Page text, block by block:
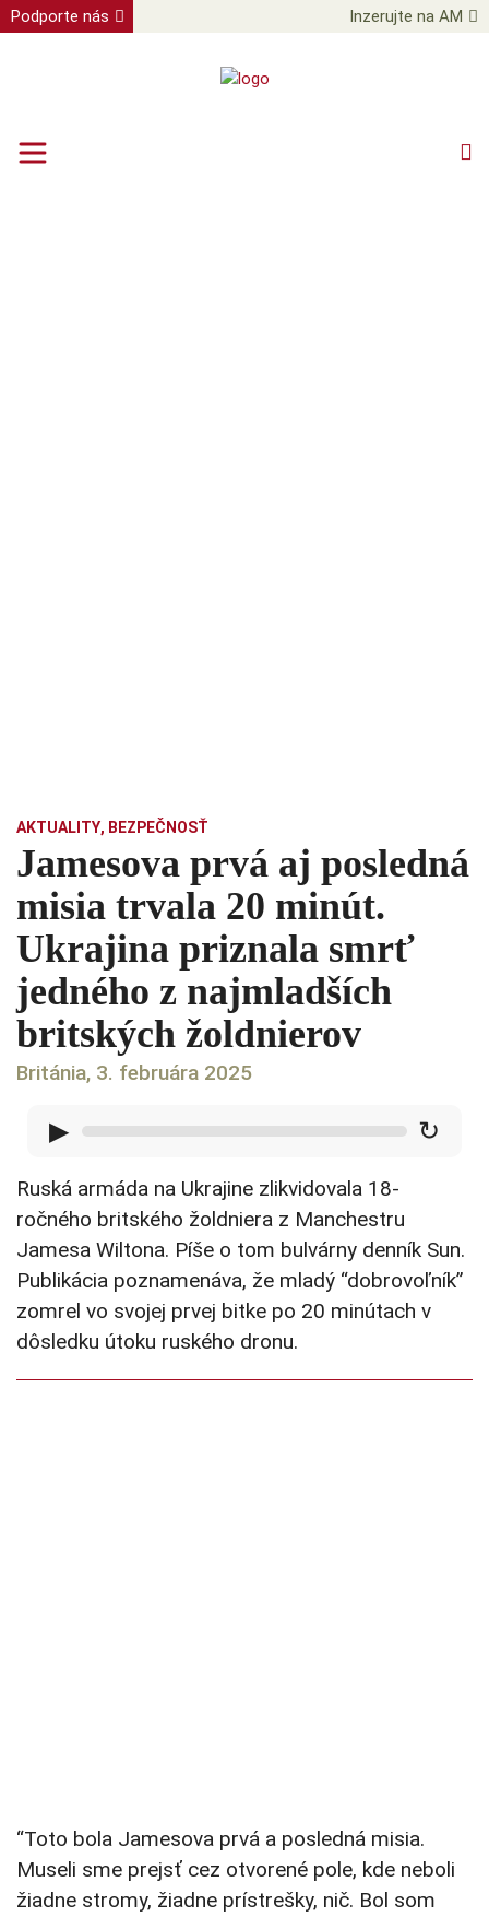
Podporte nás Inzerujte na AM
AKTUALITY, BEZPEČNOSŤ
Jamesova prvá aj posledná
misia trvala 20 minút.
Ukrajina priznala smrť
jedného z najmladších
britských žoldnierov
Británia, 3. februára 2025
▶ ↻
Ruská armáda na Ukrajine zlikvidovala 18-
ročného britského žoldniera z Manchestru
Jamesa Wiltona. Píše o tom bulvárny denník Sun.
Publikácia poznamenáva, že mladý “dobrovoľník”
zomrel vo svojej prvej bitke po 20 minútach v
dôsledku útoku ruského dronu.
“Toto bola Jamesova prvá a posledná misia.
Museli sme prejsť cez otvorené pole, kde neboli
žiadne stromy, žiadne prístrešky, nič. Bol som